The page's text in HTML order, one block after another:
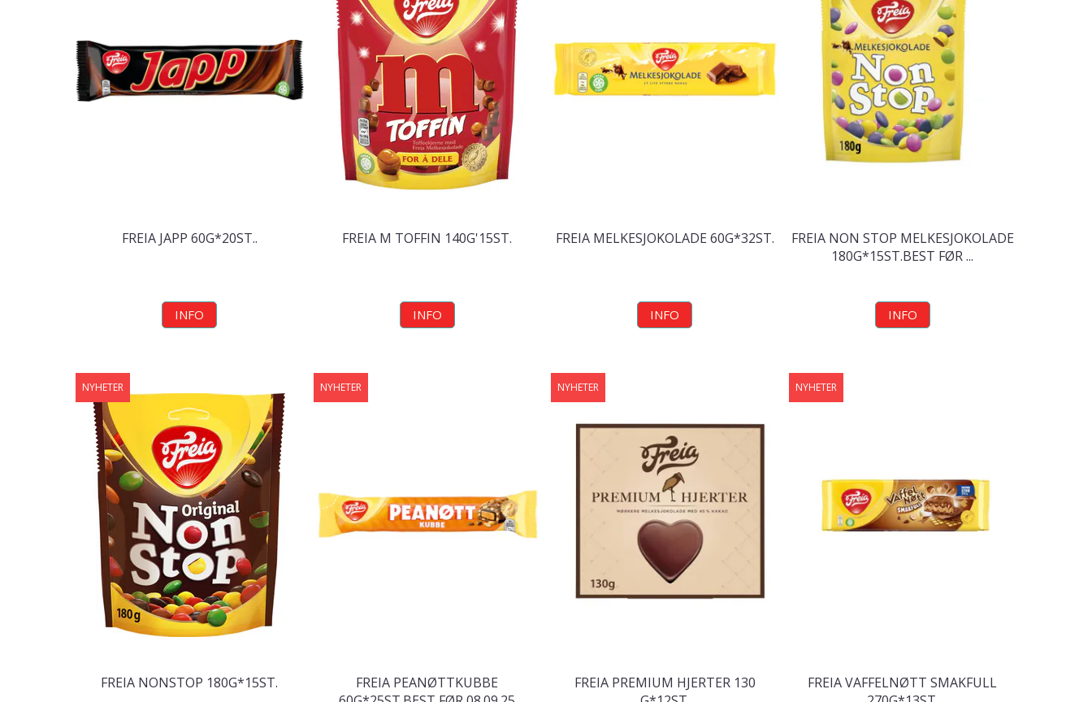
FREIA JAPP 60G*20ST..
INFO
FREIA M TOFFIN 140G'15ST.
INFO
FREIA MELKESJOKOLADE 60G*32ST.
INFO
FREIA NON STOP MELKESJOKOLADE
180G*15ST.BEST FØR ...
INFO
NYHETER
FREIA NONSTOP 180G*15ST.
NYHETER
FREIA PEANØTTKUBBE
NYHETER
FREIA PREMIUM HJERTER 130
NYHETER
FREIA VAFFELNØTT SMAKFULL